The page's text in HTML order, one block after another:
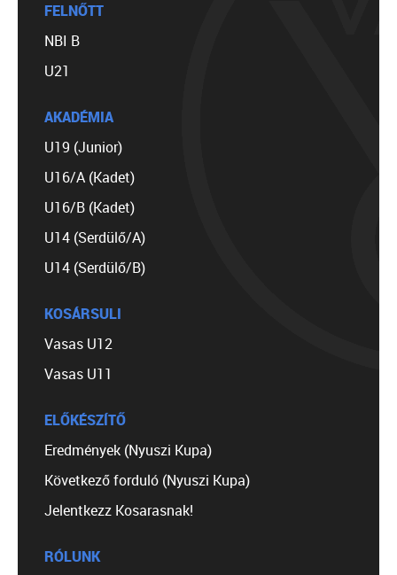
FELNŐTT
NBI B
U21
AKADÉMIA
U19 (Junior)
U16/A (Kadet)
U16/B (Kadet)
U14 (Serdülő/A)
U14 (Serdülő/B)
KOSÁRSULI
Vasas U12
Vasas U11
ELŐKÉSZÍTŐ
Eredmények (Nyuszi Kupa)
Következő forduló (Nyuszi Kupa)
Jelentkezz Kosarasnak!
RÓLUNK